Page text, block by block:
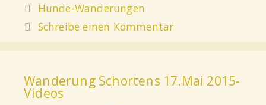
Hunde-Wanderungen
Schreibe einen Kommentar
Wanderung Schortens 17.Mai 2015-
Videos